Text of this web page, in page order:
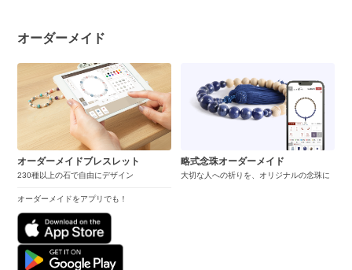
オーダーメイド
オーダーメイドブレスレット
230種以上の石で自由にデザイン
オーダーメイドをアプリでも！
略式念珠オーダーメイド
大切な人への祈りを、オリジナルの念珠に